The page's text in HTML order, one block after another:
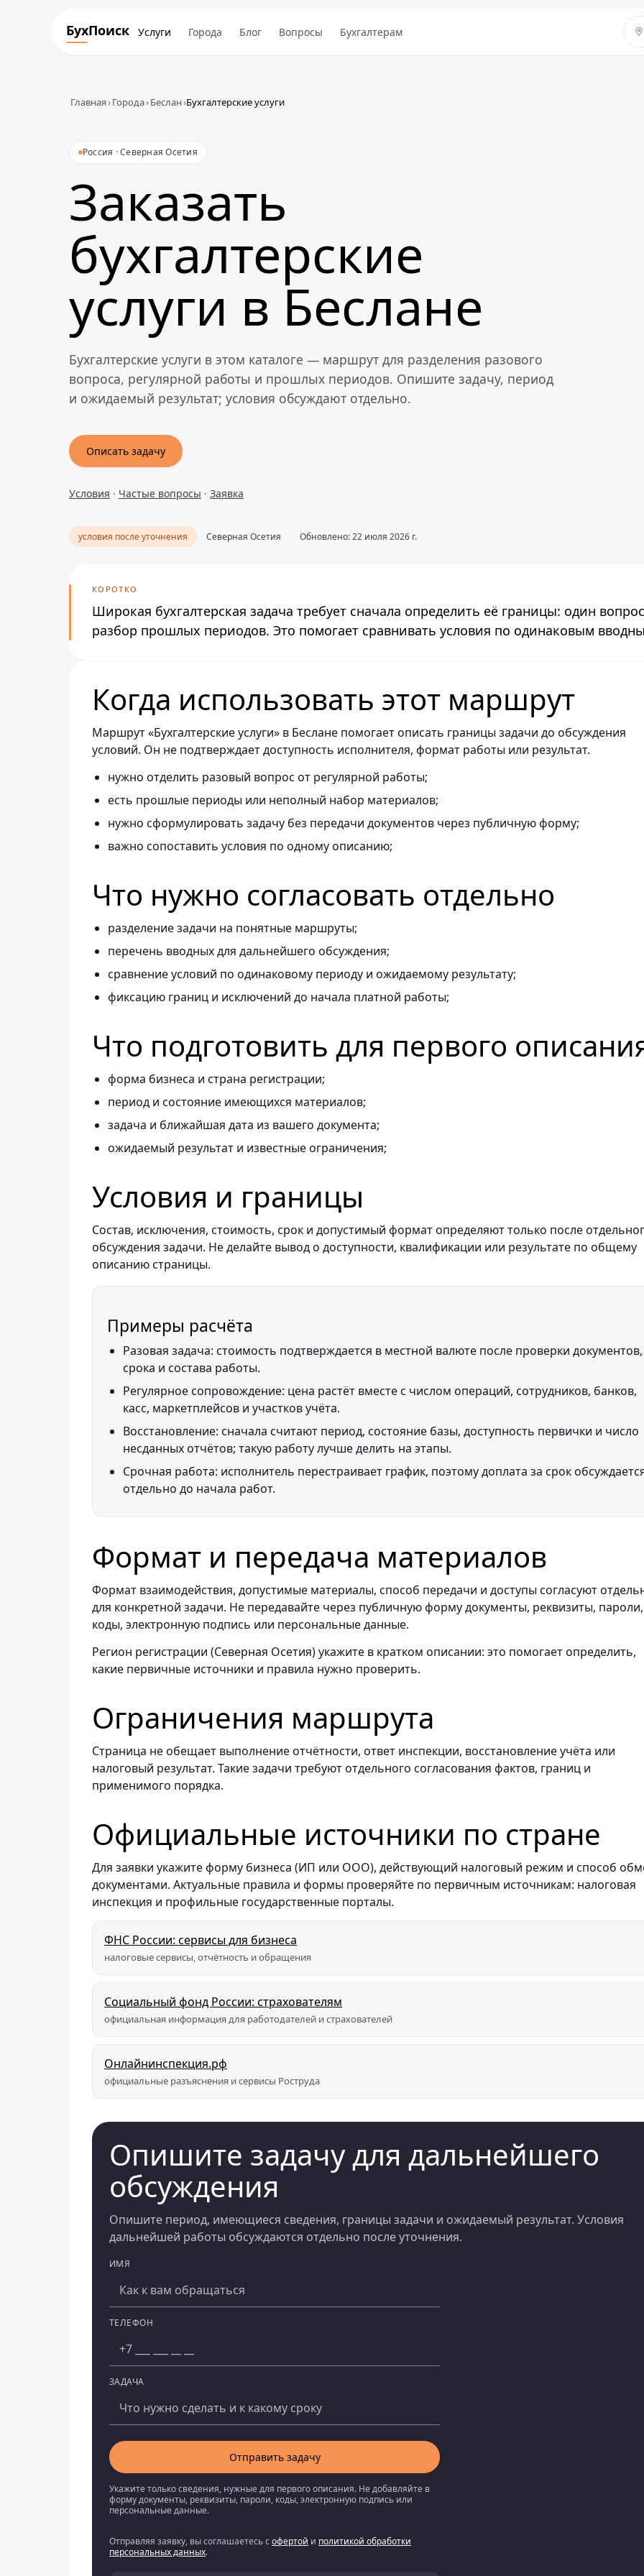
БухПоиск Услуги Города Блог Вопросы Бухгалтерам
Главная›Города›Беслан›Бухгалтерские услуги
Россия · Северная Осетия
Заказать
бухгалтерские
услуги в Беслане
Бухгалтерские услуги в этом каталоге — маршрут для разделения разового
вопроса, регулярной работы и прошлых периодов. Опишите задачу, период
и ожидаемый результат; условия обсуждают отдельно.
Описать задачу
Условия · Частые вопросы · Заявка
условия после уточнения Северная Осетия Обновлено: 22 июля 2026 г.
КОРОТКО
Широкая бухгалтерская задача требует сначала определить её границы: один
разбор прошлых периодов. Это помогает сравнивать условия по одинаковым
Когда использовать этот маршрут
Маршрут «Бухгалтерские услуги» в Беслане помогает описать границы задачи до обсуждения
условий. Он не подтверждает доступность исполнителя, формат работы или результат.
нужно отделить разовый вопрос от регулярной работы;
есть прошлые периоды или неполный набор материалов;
нужно сформулировать задачу без передачи документов через публичную форму;
важно сопоставить условия по одному описанию;
Что нужно согласовать отдельно
разделение задачи на понятные маршруты;
перечень вводных для дальнейшего обсуждения;
сравнение условий по одинаковому периоду и ожидаемому результату;
фиксацию границ и исключений до начала платной работы;
Что подготовить для первого
форма бизнеса и страна регистрации;
период и состояние имеющихся материалов;
задача и ближайшая дата из вашего документа;
ожидаемый результат и известные ограничения;
Условия и границы
Состав, исключения, стоимость, срок и допустимый формат определяют только после
обсуждения задачи. Не делайте вывод о доступности, квалификации или результате по общему
описанию страницы.
Примеры расчёта
Разовая задача: стоимость подтверждается в местной валюте после проверки документов,
срока и состава работы.
Регулярное сопровождение: цена растёт вместе с числом операций, сотрудников, банков,
касс, маркетплейсов и участков учёта.
Восстановление: сначала считают период, состояние базы, доступность первички и число
несданных отчётов; такую работу лучше делить на этапы.
Срочная работа: исполнитель перестраивает график, поэтому доплата за срок
отдельно до начала работ.
Формат и передача материалов
Формат взаимодействия, допустимые материалы, способ передачи и доступы согласуют
для конкретной задачи. Не передавайте через публичную форму документы, реквизиты, пароли,
коды, электронную подпись или персональные данные.
Регион регистрации (Северная Осетия) укажите в кратком описании: это помогает определить,
какие первичные источники и правила нужно проверить.
Ограничения маршрута
Страница не обещает выполнение отчётности, ответ инспекции, восстановление учёта или
налоговый результат. Такие задачи требуют отдельного согласования фактов, границ и
применимого порядка.
Официальные источники по стране
Для заявки укажите форму бизнеса (ИП или ООО), действующий налоговый режим и способ
документами. Актуальные правила и формы проверяйте по первичным источникам: налоговая
инспекция и профильные государственные порталы.
ФНС России: сервисы для бизнеса
налоговые сервисы, отчётность и обращения
Социальный фонд России: страхователям
официальная информация для работодателей и страхователей
Онлайнинспекция.рф
официальные разъяснения и сервисы Роструда
Опишите задачу для дальнейшего
обсуждения
Опишите период, имеющиеся сведения, границы задачи и ожидаемый результат. Условия
дальнейшей работы обсуждаются отдельно после уточнения.
ИМЯ
ТЕЛЕФОН
ЗАДАЧА
Компания
Отправить задачу
Укажите только сведения, нужные для первого описания. Не добавляйте в
форму документы, реквизиты, пароли, коды, электронную подпись или
персональные данные.
Отправляя заявку, вы соглашаетесь софертой и политикой обработки
персональных данных.